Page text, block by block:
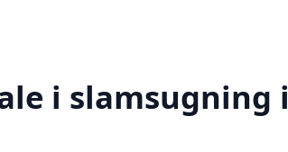
i slamsugning i